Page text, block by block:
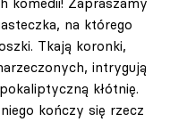
na którego
Tkają koronki,
intrygują
kłótnię.
kończy się rzecz